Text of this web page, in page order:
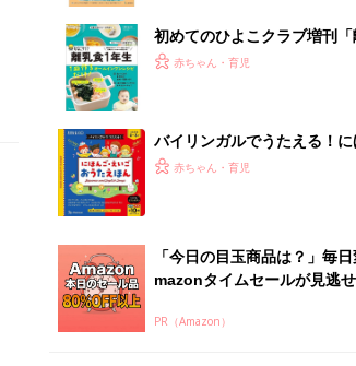
初めてのひよこクラブ増刊
年生 1皿作るだけ！オールイ
赤ちゃん・育児
バイリンガルでうたえる！
えいご おうたえほん（たまひ
赤ちゃん・育児
「今日の目玉商品は？」毎
mazonタイムセールが見逃
PR（Amazon）